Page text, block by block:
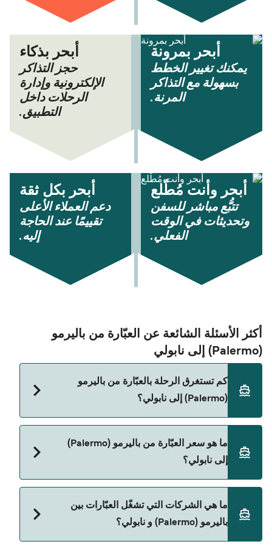
أبحر بمرونة
يمكنك تغيير الخطط
بسهولة مع التذاكر
المرنة.
أبحر بذكاء
حجز التذاكر
الإلكترونية وإدارة
الرحلات داخل
التطبيق.
أبحر وأنت مُطّلع
تتبُّع مباشر للسفن
وتحديثات في الوقت
الفعلي.
أبحر بكل ثقة
دعم العملاء الأعلى
تقييمًا عند الحاجة
إليه.
أكثر الأسئلة الشائعة عن العبّارة من باليرمو
(Palermo) إلى نابولي
كم تستغرق الرحلة بالعبّارة من باليرمو
(Palermo) إلى نابولي؟
تقريباً 10 ساعات. مدة الإبحار ممكن تختلف حسب
الموسم والشركة، لذلك ننصحك بمراجعة الأوقات
المباشرة باستخدام Direct Ferries Deal Finder.
ما هو سعر العبّارة من باليرمو (Palermo)
إلى نابولي؟
حسب الموسم. متوسط سعر الرحلة هو 582٫94
ما هي الشركات التي تشغّل العبّارات بين
باليرمو (Palermo) و نابولي؟